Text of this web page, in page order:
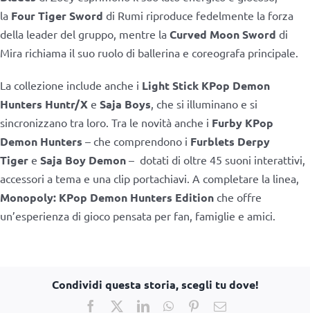
la Four Tiger Sword di Rumi riproduce fedelmente la forza
della leader del gruppo, mentre la Curved Moon Sword di
Mira richiama il suo ruolo di ballerina e coreografa principale.
La collezione include anche i Light Stick KPop Demon
Hunters Huntr/X e Saja Boys, che si illuminano e si
sincronizzano tra loro. Tra le novità anche i Furby KPop
Demon Hunters – che comprendono i Furblets Derpy
Tiger e Saja Boy Demon – dotati di oltre 45 suoni interattivi,
accessori a tema e una clip portachiavi. A completare la linea,
Monopoly: KPop Demon Hunters Edition che offre
un’esperienza di gioco pensata per fan, famiglie e amici.
Condividi questa storia, scegli tu dove!
Facebook
X LinkedInWhatsApp
PinterestEmail